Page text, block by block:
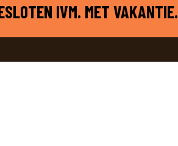
IVM. MET VAKANTIE.